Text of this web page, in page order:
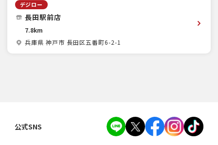
デジロー
長田駅前店
7.8km
兵庫県 神戸市 長田区五番町6-2-1
公式SNS